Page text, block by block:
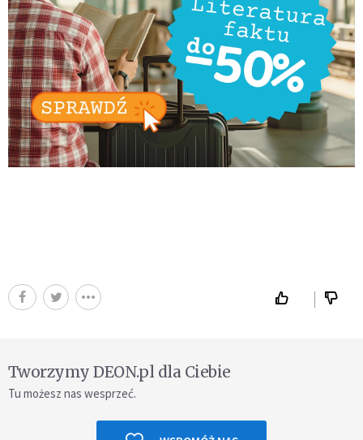
Tworzymy DEON.pl dla Ciebie
Tu możesz nas wesprzeć.